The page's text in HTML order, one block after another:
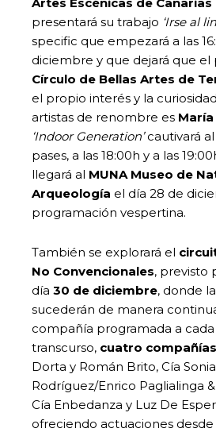
presentará su trabajo ‘Irse al
specific que empezará a las
diciembre y que dejará que el
Círculo de Bellas Artes de
el propio interés y la
artistas de renombre es
‘Indoor Generation’cautivará
pases, a las 18:00h y a las
llegará al MUNA Museo de
Arqueología el día 28 de
programación vespertina.
También se explorará el
No Convencionales, previsto
día 30 de diciembre, donde
sucederán de manera
compañía programada a
transcurso, cuatro compañías
Dorta y Román Brito, Cía Sonia
Rodríguez/Enrico Paglialinga
Cía Enbedanza y Luz De
ofreciendo actuaciones desde